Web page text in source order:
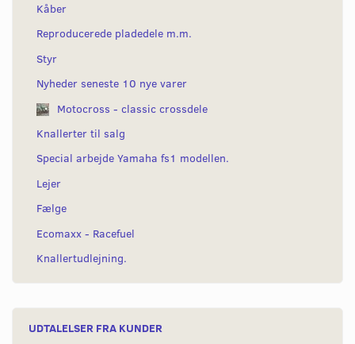
Kåber
Reproducerede pladedele m.m.
Styr
Nyheder seneste 10 nye varer
Motocross - classic crossdele
Knallerter til salg
Special arbejde Yamaha fs1 modellen.
Lejer
Fælge
Ecomaxx - Racefuel
Knallertudlejning.
UDTALELSER FRA KUNDER